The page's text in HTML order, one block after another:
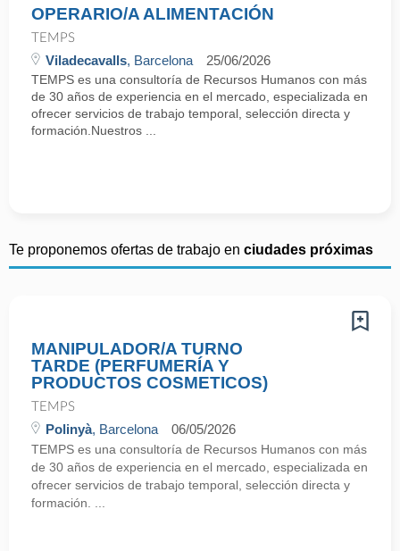
OPERARIO/A ALIMENTACIÓN
TEMPS
Viladecavalls, Barcelona 25/06/2026
TEMPS es una consultoría de Recursos Humanos con más
de 30 años de experiencia en el mercado, especializada en
ofrecer servicios de trabajo temporal, selección directa y
formación.Nuestros ...
Te proponemos ofertas de trabajo en ciudades próximas
MANIPULADOR/A TURNO
TARDE (PERFUMERÍA Y
PRODUCTOS COSMETICOS)
TEMPS
Polinyà, Barcelona 06/05/2026
TEMPS es una consultoría de Recursos Humanos con más
de 30 años de experiencia en el mercado, especializada en
ofrecer servicios de trabajo temporal, selección directa y
formación. ...